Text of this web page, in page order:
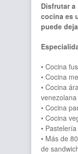
Disfrutar
cocina es
puede
• Cocina
• Cocina
• Cocina
venezolana
• Cocina
• Cocina
•
• Más de
de